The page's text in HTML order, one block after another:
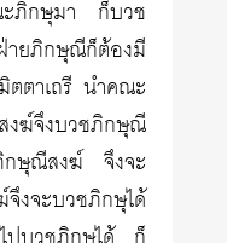
ภิกษุมา ก็บวช
ยภิกษุณีก็ต้องมี
ตาเถรี นำคณะ
ฆ์จึงบวชภิกษุณี
กษุณีสงฆ์ จึงจะ
งจะบวชภิกษุได้